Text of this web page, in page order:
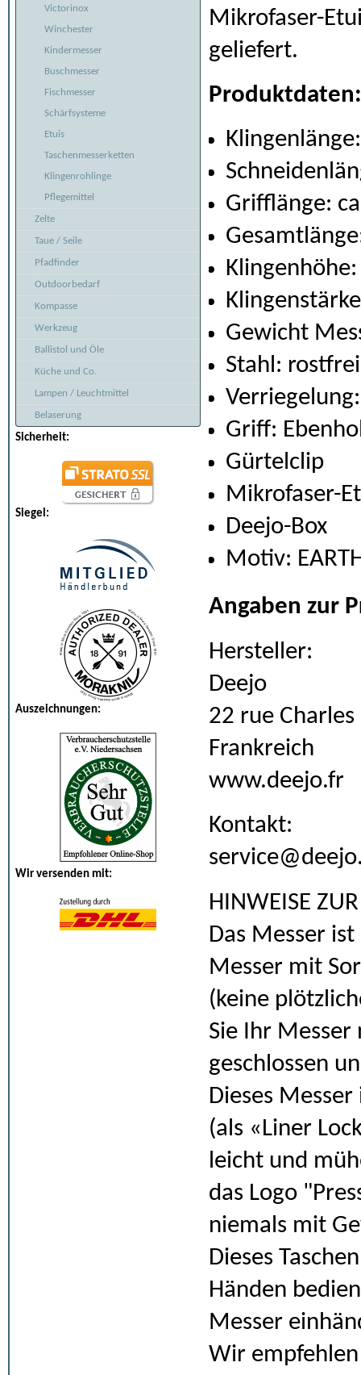
Victorinox
Winchester
Kindermesser
Buschmesser
Fischmesser
Schärfsysteme
Etuis
Taschenmesserketten
Klingenrohlinge
Pflegemittel
Zelte
Taue / Seile
Pfadfinder
Outdoorbedarf
Kompasse
Werkzeug
Ballistol und Öle
Küche und Co.
Lampen / Leuchtmittel
Belaserung
Sicherheit:
Siegel:
Auszeichnungen:
Wir versenden mit:
Mikrofaser-
geliefert.
Produktdaten:
Grifflänge:
Gewicht
Stahl:
Griff:
Gürtelclip
Mikrofaser-
Deejo-Box
Motiv:
Angaben zur
Hersteller:
Deejo
22 rue Charles
Frankreich
www.deejo.fr
Kontakt:
HINWEISE
Das Messer
Messer mit
(keine
Sie Ihr Messer
geschlossen
Dieses
(als «Liner
leicht und
das Logo
niemals mit
Dieses
Händen
Messer
Wir